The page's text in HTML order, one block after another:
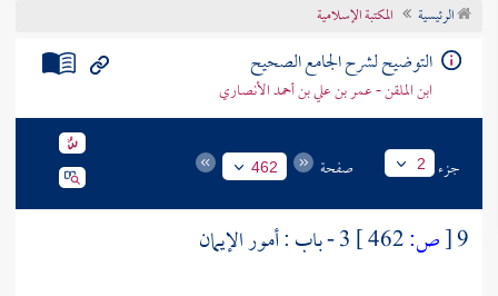
تراجم الأعلام
الرئيسية المكتبة الإسلامية
التوضيح لشرح الجامع الصحيح
ابن الملقن - عمر بن علي بن أحمد الأنصاري
جزء 2 صفحة 462
9
[ص:
3 - باب : أمور الإيمان